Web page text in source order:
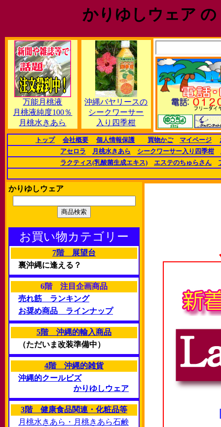
かりゆしウェア
万能月桃液
月桃液純度100％
月桃水きあら
沖縄バヤリースの
シークワーサー
入り四季柑
トップ 会社概要 個人情報保護 買物かご マイページ
アセロラ
月桃水きあら シークワーサー入り四季柑
ラクティス(乳酸菌生成エキス)
エステのちゅらさん
かりゆしウェア
お買い物カテゴリー
7階 展望台
裏沖縄に逢える？
6階 注目企画商品
売れ筋 ランキング
お奨め商品 ラインナップ
5階 沖縄的輸入商品
（ただいま改装準備中）
4階 沖縄的雑貨
沖縄的クールビズ
かりゆしウェア
3階 健康食品関連・化粧品等
月桃水きあら・月桃きあら石鹸